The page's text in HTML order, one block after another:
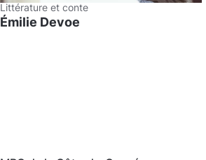
Littérature et conte
Émilie Devoe